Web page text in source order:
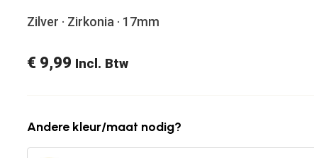
Zilver · Zirkonia · 17mm
€ 9,99 Incl. Btw
Andere kleur/maat nodig?